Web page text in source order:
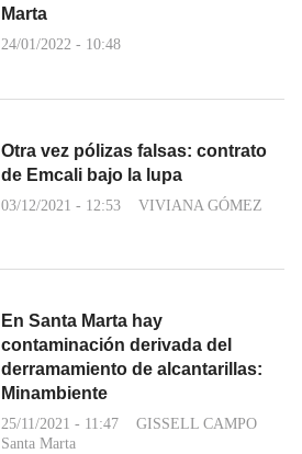
Marta
24/01/2022 - 10:48
Otra vez pólizas falsas: contrato
de Emcali bajo la lupa
03/12/2021 - 12:53 VIVIANA GÓMEZ
En Santa Marta hay
contaminación derivada del
derramamiento de alcantarillas:
Minambiente
25/11/2021 - 11:47
GISSELL CAMPO
Santa Marta